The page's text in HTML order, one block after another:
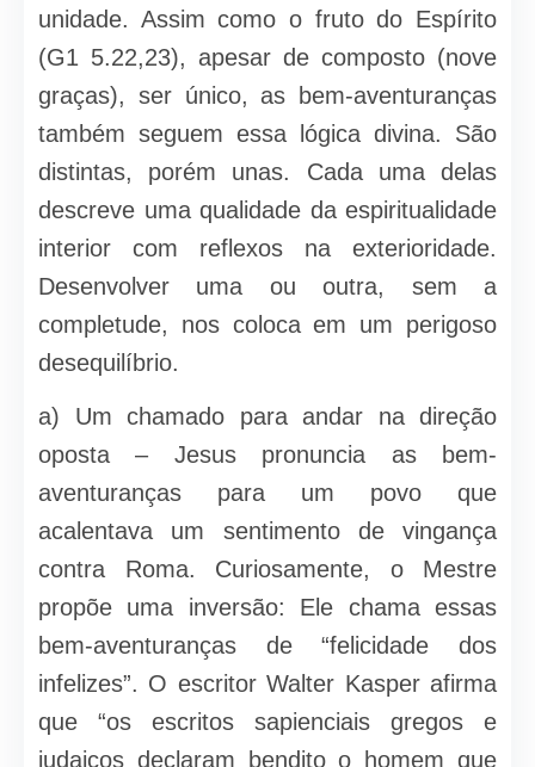
unidade. Assim como o fruto do Espírito
(G1 5.22,23), apesar de composto (nove
graças), ser único, as bem-aventuranças
também seguem essa lógica divina. São
distintas, porém unas. Cada uma delas
descreve uma qualidade da espiritualidade
interior com reflexos na exterioridade.
Desenvolver uma ou outra, sem a
completude, nos coloca em um perigoso
desequilíbrio.
a) Um chamado para andar na direção
oposta – Jesus pronuncia as bem-
aventuranças para um povo que
acalentava um sentimento de vingança
contra Roma. Curiosamente, o Mestre
propõe uma inversão: Ele chama essas
bem-aventuranças de “felicidade dos
infelizes”. O escritor Walter Kasper afirma
que “os escritos sapienciais gregos e
judaicos declaram bendito o homem que